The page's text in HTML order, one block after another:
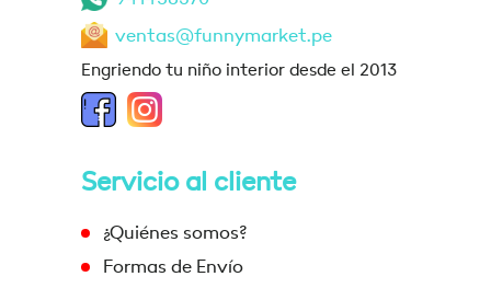
ventas@funnymarket.pe
Engriendo tu niño interior desde el 2013
Servicio al cliente
¿Quiénes somos?
Formas de Envío